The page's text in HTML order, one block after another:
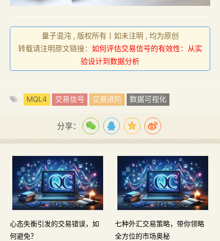
量子混沌 , 版权所有丨如未注明 , 均为原创
转载请注明原文链接： 如何评估交易信号的有效性：从实
验设计到数据分析
MQL4 交易信号 交易进阶 数据可视化
分享：
心态失衡引发的交易错误，如
何避免？
七种外汇交易策略，带你领略
全方位的市场奥秘